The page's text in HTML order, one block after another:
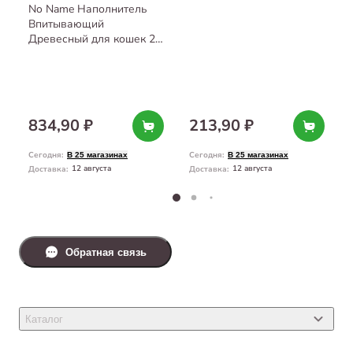
No Name Наполнитель
Впитывающий
Древесный для кошек 25
834,90 ₽
Сегодня: В 25 магазинах
Доставка: 12 августа
213,90 ₽
Сегодня: В 25 магазинах
Доставка: 12 августа
Каталог
Обратная связь